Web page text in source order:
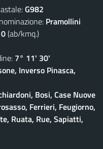
G982
Pramollini
(ab/kmq.)
7° 11' 30'
Inverso Pinasca,
Bosi, Case Nuove
Ferrieri, Feugiorno,
Ruata, Rue, Sapiatti,